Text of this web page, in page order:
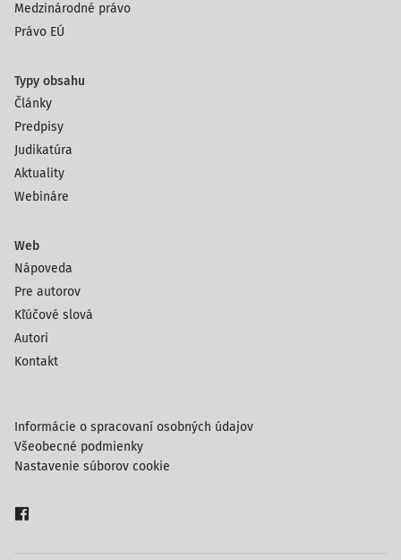
Medzinárodné právo
Právo EÚ
Typy obsahu
Články
Predpisy
Judikatúra
Aktuality
Webináre
Web
Nápoveda
Pre autorov
Kľúčové slová
Autori
Kontakt
Informácie o spracovaní osobných údajov
Všeobecné podmienky
Nastavenie súborov cookie